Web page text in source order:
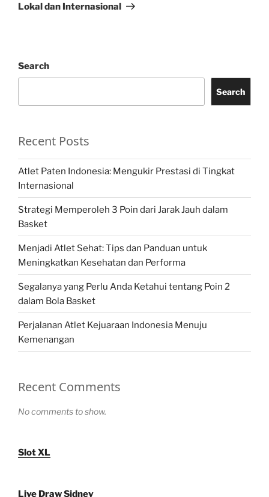
Lokal dan Internasional
Search
Search
Recent Posts
Atlet Paten Indonesia: Mengukir Prestasi di Tingkat
Internasional
Strategi Memperoleh 3 Poin dari Jarak Jauh dalam
Basket
Menjadi Atlet Sehat: Tips dan Panduan untuk
Meningkatkan Kesehatan dan Performa
Segalanya yang Perlu Anda Ketahui tentang Poin 2
dalam Bola Basket
Perjalanan Atlet Kejuaraan Indonesia Menuju
Kemenangan
Recent Comments
No comments to show.
Slot XL
Live Draw Sidney